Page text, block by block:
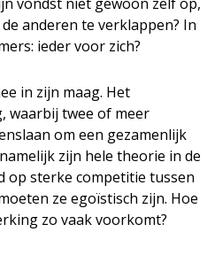
anderen te verklappen? In
ieder voor zich?
in zijn maag. Het
waarbij twee of meer
om een gezamenlijk
zijn hele theorie in de
op sterke competitie tussen
ze egoïstisch zijn. Hoe
zo vaak voorkomt?